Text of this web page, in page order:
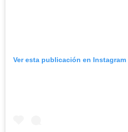
Ver esta publicación en Instagram